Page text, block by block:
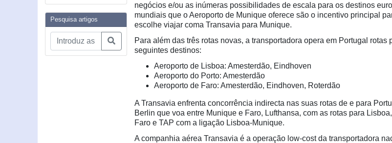
Pesquisa artigos
negócios e/ou as inúmeras possibilidades de escala para os destinos
mundiais que o Aeroporto de Munique oferece são o incentivo principal
escolhe viajar coma Transavia para Munique.
Para além das três rotas novas, a transportadora opera em Portugal rotas
seguintes destinos:
Aeroporto de Lisboa: Amesterdão, Eindhoven
Aeroporto do Porto: Amesterdão
Aeroporto de Faro: Amesterdão, Eindhoven, Roterdão
A Transavia enfrenta concorrência indirecta nas suas rotas de e para
Berlin que voa entre Munique e Faro, Lufthansa, com as rotas para
Faro e TAP com a ligação Lisboa-Munique.
A companhia aérea Transavia é a operação low-cost da transportadora